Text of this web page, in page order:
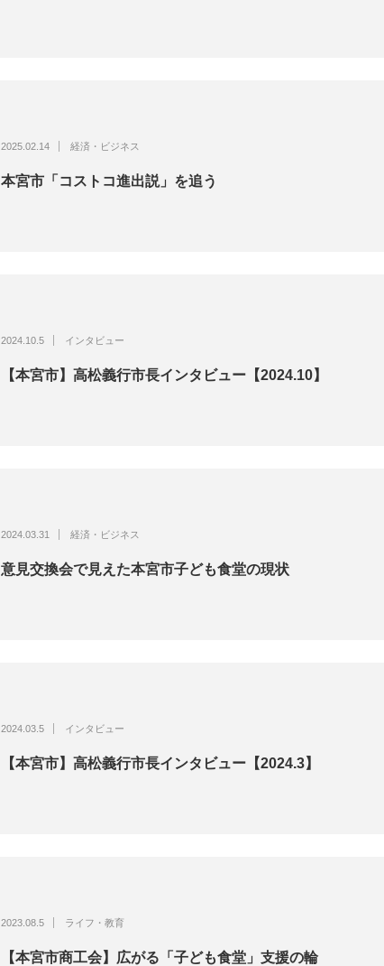
2025.02.14 経済・ビジネス
本宮市「コストコ進出説」を追う
2024.10.5 インタビュー
【本宮市】高松義行市長インタビュー【2024.10】
2024.03.31 経済・ビジネス
意見交換会で見えた本宮市子ども食堂の現状
2024.03.5 インタビュー
【本宮市】高松義行市長インタビュー【2024.3】
2023.08.5 ライフ・教育
【本宮市商工会】広がる「子ども食堂」支援の輪